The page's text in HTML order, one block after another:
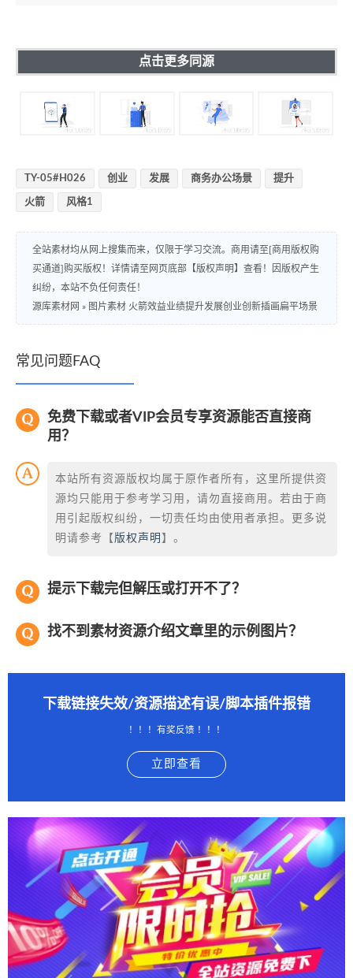
点击更多同源
TY-05#H026 创业 发展 商务办公场景 提升
火箭 风格1
全站素材均从网上搜集而来，仅限于学习交流。商用请至[商用版权购
买通道]购买版权！详情请至网页底部【版权声明】查看！因版权产生
纠纷，本站不负任何责任！
源库素材网 » 图片素材 火箭效益业绩提升发展创业创新插画扁平场景
常见问题FAQ
免费下载或者VIP会员专享资源能否直接商
用？
本站所有资源版权均属于原作者所有，这里所提供资
源均只能用于参考学习用，请勿直接商用。若由于商
用引起版权纠纷，一切责任均由使用者承担。更多说
明请参考【 版权声明 】。
提示下载完但解压或打开不了？
找不到素材资源介绍文章里的示例图片？
下载链接失效/资源描述有误/脚本插件报错
！！！有奖反馈 ！！！
立即查看